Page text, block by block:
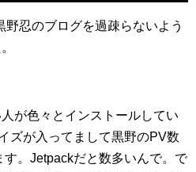
忍のブログを過疎らないよう
が色々とインストールしてい
ズが入ってまして黒野のPV数
。Jetpackだと数多いんで。で